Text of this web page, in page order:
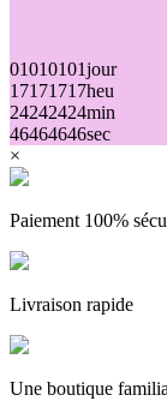
01010101jour
17171717heu
24242424min
46464646sec
×
Paiement 100%
Livraison rapide
Une boutique